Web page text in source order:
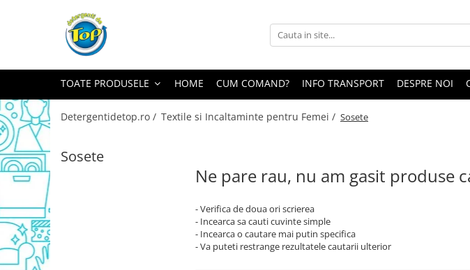
Toate Produsele
Detergenti Pudra
Detergent Lichid
Balsam De Rufe
Detergenti Curatenie Casa
Sano Detergent Pardoseli
Asevi Pardoseli
Produse Pentru Baie
Produse Pentru Bucatarie
TOATE PRODUSELE HOME CUM COMAND? INFO TRANSPORT DESPRE NOI
Detergentidetop.ro / Textile si Incaltaminte pentru Femei / Sosete
Sosete
Ne pare rau, nu am gasit produse
- Verifica de doua ori scrierea
- Incearca sa cauti cuvinte simple
- Incearca o cautare mai putin specifica
- Va puteti restrange rezultatele cautarii ulterior